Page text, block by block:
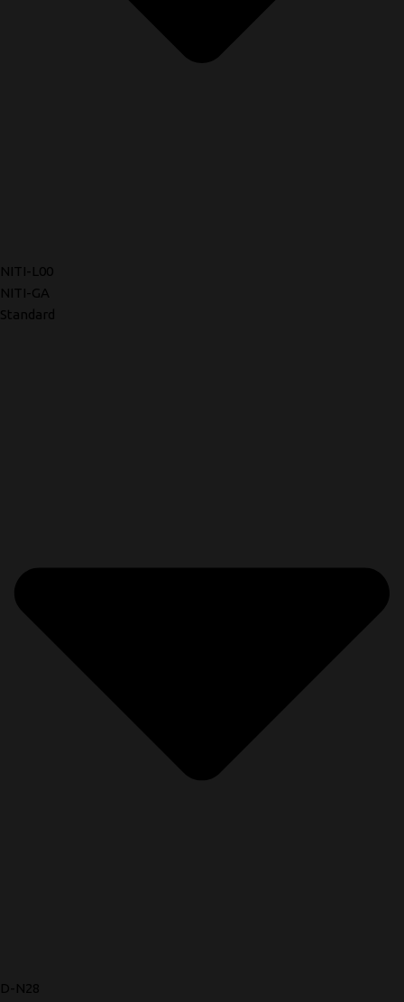
NITI-L00
NITI-GA
Standard
D-N28